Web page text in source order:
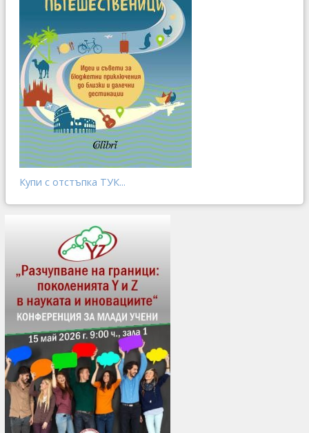
Купи с отстъпка ТУК...